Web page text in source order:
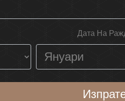
Дата На